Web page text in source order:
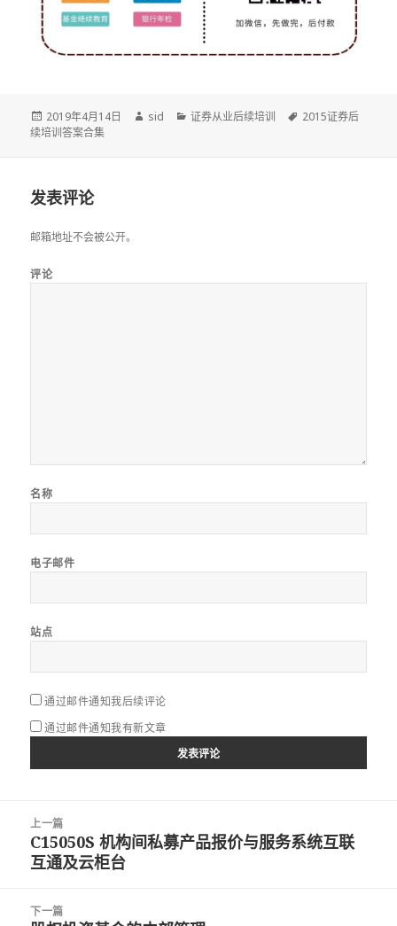
发
布
2019年4月14日
作
sid
分
证券从业后续培训
标
2015证券后
续培训答案合集
发表评论
邮箱地址不会被公开。
评论
名称
电子邮件
站点
通过邮件通知我后续评论
通过邮件通知我有新文章
上一篇
上
篇
章：
C15050S 机构间私募产品报价与服务系统互联
互通及云柜台
下一篇